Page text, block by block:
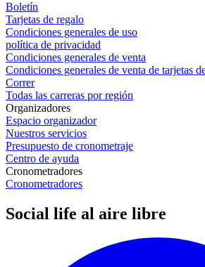
Boletín
Tarjetas de regalo
Condiciones generales de uso
política de privacidad
Condiciones generales de venta
Condiciones generales de venta de tarjetas
Correr
Todas las carreras por región
Organizadores
Espacio organizador
Nuestros servicios
Presupuesto de cronometraje
Centro de ayuda
Cronometradores
Cronometradores
Social life al aire libre